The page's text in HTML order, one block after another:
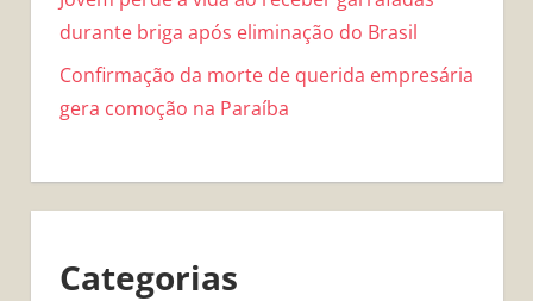
durante briga após eliminação do Brasil
Confirmação da morte de querida empresária
gera comoção na Paraíba
Categorias